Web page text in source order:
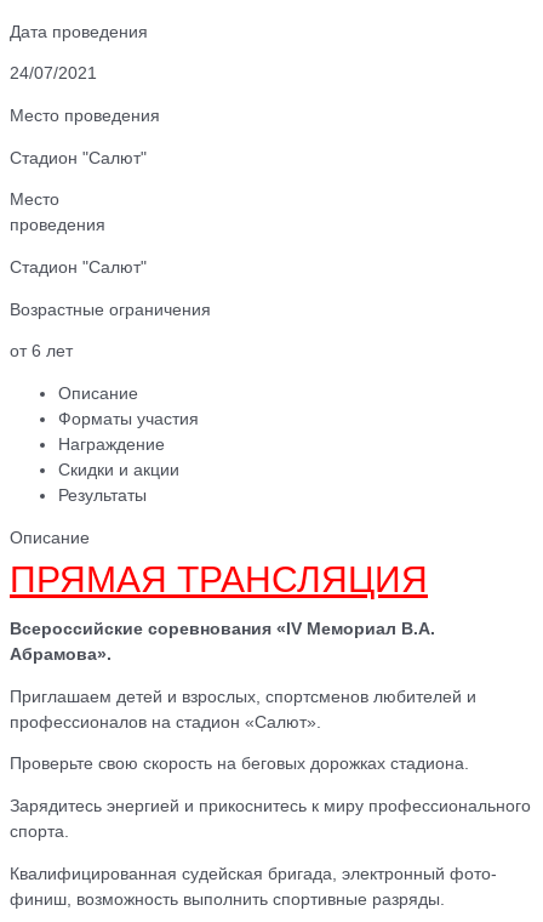
Дата проведения
24/07/2021
Место проведения
Стадион "Салют"
Место
проведения
Стадион "Салют"
Возрастные ограничения
от 6 лет
Описание
Форматы участия
Награждение
Скидки и акции
Результаты
Описание
ПРЯМАЯ ТРАНСЛЯЦИЯ
Всероссийские соревнования « IV Мемориал В.А.
Абрамова».
Приглашаем детей и взрослых, спортсменов любителей и
профессионалов на стадион «Салют».
Проверьте свою скорость на беговых дорожках стадиона.
Зарядитесь энергией и прикоснитесь к миру профессионального
спорта.
Квалифицированная судейская бригада, электронный фото-
финиш, возможность выполнить спортивные разряды.